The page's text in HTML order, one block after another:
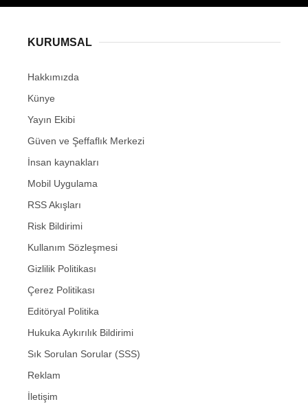
KURUMSAL
Hakkımızda
Künye
Yayın Ekibi
Güven ve Şeffaflık Merkezi
İnsan kaynakları
Mobil Uygulama
RSS Akışları
Risk Bildirimi
Kullanım Sözleşmesi
Gizlilik Politikası
Çerez Politikası
Editöryal Politika
Hukuka Aykırılık Bildirimi
Sık Sorulan Sorular (SSS)
Reklam
İletişim